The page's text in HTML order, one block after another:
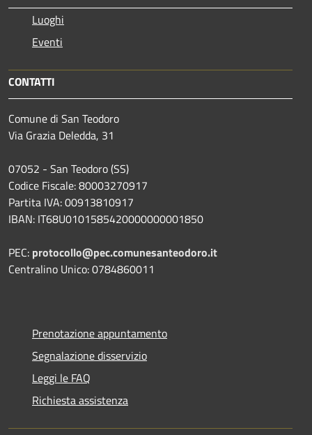
Luoghi
Eventi
CONTATTI
Comune di San Teodoro
Via Grazia Deledda, 31
07052 - San Teodoro (SS)
Codice Fiscale: 80003270917
Partita IVA: 00913810917
IBAN: IT68U0101585420000000001850
PEC: protocollo@pec.comunesanteodoro.it
Centralino Unico: 0784860011
Prenotazione appuntamento
Segnalazione disservizio
Leggi le FAQ
Richiesta assistenza